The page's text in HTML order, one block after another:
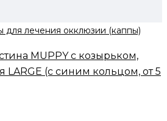
для лечения окклюзии (каппы)
MUPPY с козырьком,
LARGE (с синим кольцом, от 5